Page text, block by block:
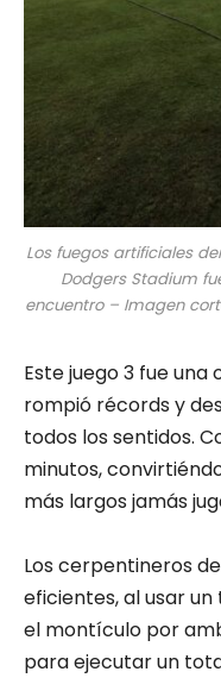
Los fuegos artificiales
Dodgers Stadium
encuentro – Imagen
Este juego 3 fue una
rompió récords y
todos los sentidos.
minutos,
más largos jamás
Los cerpentineros
eficientes, al usar
el montículo por
para ejecutar un